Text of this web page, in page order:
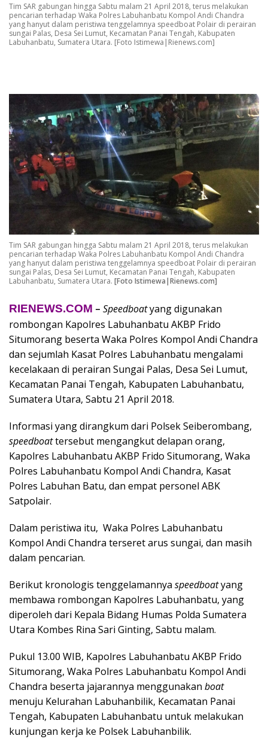
Tim SAR gabungan hingga Sabtu malam 21 April 2018, terus melakukan
pencarian terhadap Waka Polres Labuhanbatu Kompol Andi Chandra
yang hanyut dalam peristiwa tenggelamnya speedboat Polair di perairan
sungai Palas, Desa Sei Lumut, Kecamatan Panai Tengah, Kabupaten
Labuhanbatu, Sumatera Utara. [Foto Istimewa|Rienews.com]
Tim SAR gabungan hingga Sabtu malam 21 April 2018, terus melakukan
pencarian terhadap Waka Polres Labuhanbatu Kompol Andi Chandra
yang hanyut dalam peristiwa tenggelamnya speedboat Polair di perairan
sungai Palas, Desa Sei Lumut, Kecamatan Panai Tengah, Kabupaten
Labuhanbatu, Sumatera Utara. [Foto Istimewa|Rienews.com]
RIENEWS.COM – Speedboatyang digunakan
rombongan Kapolres Labuhanbatu AKBP Frido
Situmorang beserta Waka Polres Kompol Andi Chandra
dan sejumlah Kasat Polres Labuhanbatu mengalami
kecelakaan di perairan Sungai Palas, Desa Sei Lumut,
Kecamatan Panai Tengah, Kabupaten Labuhanbatu,
Sumatera Utara, Sabtu 21 April 2018.
Informasi yang dirangkum dari Polsek Seiberombang,
speedboattersebut mengangkut delapan orang,
Kapolres Labuhanbatu AKBP Frido Situmorang, Waka
Polres Labuhanbatu Kompol Andi Chandra, Kasat
Polres Labuhan Batu, dan empat personel ABK
Satpolair.
Dalam peristiwa itu, Waka Polres Labuhanbatu
Kompol Andi Chandra terseret arus sungai, dan masih
dalam pencarian.
Berikut kronologis tenggelamannya speedboatyang
membawa rombongan Kapolres Labuhanbatu, yang
diperoleh dari Kepala Bidang Humas Polda Sumatera
Utara Kombes Rina Sari Ginting, Sabtu malam.
Pukul 13.00 WIB, Kapolres Labuhanbatu AKBP Frido
Situmorang, Waka Polres Labuhanbatu Kompol Andi
Chandra beserta jajarannya menggunakan boat
menuju Kelurahan Labuhanbilik, Kecamatan Panai
Tengah, Kabupaten Labuhanbatu untuk melakukan
kunjungan kerja ke Polsek Labuhanbilik.